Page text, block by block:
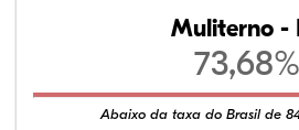
Muliterno -
73,68%
Abaixo da taxa do Brasil de